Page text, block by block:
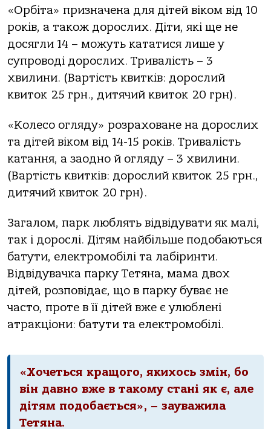
«Орбіта» призначена для дітей віком від 10
років, а також дорослих. Діти, які ще не
досягли 14 – можуть кататися лише у
супроводі дорослих. Тривалість – 3
хвилини. (Вартість квитків: дорослий
квиток 25 грн., дитячий квиток 20 грн).
«Колесо огляду» розраховане на дорослих
та дітей віком від 14-15 років. Тривалість
катання, а заодно й огляду – 3 хвилини.
(Вартість квитків: дорослий квиток 25 грн.,
дитячий квиток 20 грн).
Загалом, парк люблять відвідувати як малі,
так і дорослі. Дітям найбільше подобаються
батути, електромобілі та лабіринти.
Відвідувачка парку Тетяна, мама двох
дітей, розповідає, що в парку буває не
часто, проте в її дітей вже є улюблені
атракціони: батути та електромобілі.
«Хочеться кращого, якихось змін, бо
він давно вже в такому стані як є, але
дітям подобається», ­– зауважила
Тетяна.